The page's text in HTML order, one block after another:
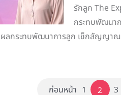
รักลูก The
กระทบพัฒนา
ลกระทบพัฒนาการลูก เช็กสัญญา
ก่อนหน้า 1 2 3